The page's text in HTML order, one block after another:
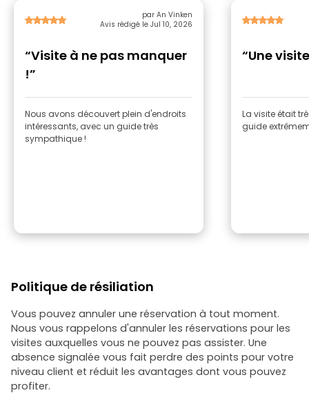
par An Vinken
Avis rédigé le Jul 10, 2026
“Visite à ne pas manquer
!”
Nous avons découvert plein d'endroits
intéressants, avec un guide très
sympathique !
“Une
La visite était
guide
Politique de résiliation
Vous pouvez annuler une réservation à tout moment.
Nous vous rappelons d'annuler les réservations pour les
visites auxquelles vous ne pouvez pas assister. Une
absence signalée vous fait perdre des points pour votre
niveau client et réduit les avantages dont vous pouvez
profiter.